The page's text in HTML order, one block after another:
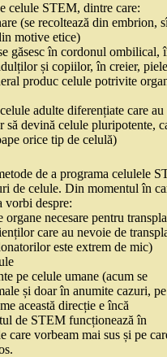
celule STEM, dintre care:
(se recoltează din embrion,
motive etice)
găsesc în cordonul ombilical,
și copiilor, în creier,
produc celule potrivite
adulte diferențiate care au
să devină celule pluripotente,
orice tip de celulă)
de a programa celulele
de celule. Din momentul în
vorbi despre:
organe necesare pentru
care au nevoie de
este extrem de mic)
pe celule umane (acum se
și doar în anumite cazuri, pe
această direcție e încă
de STEM funcționează în
care vorbeam mai sus și pe